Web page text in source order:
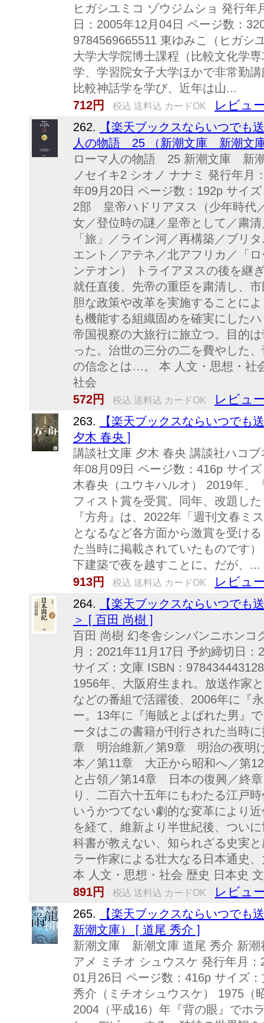
ヒガシユミコ ゾウジムショ 発行年
日：2005年12月04日 ページ数：
9784569665511 東ゆみこ（ヒガシ
大学大学院博士課程（比較文化学
学、学習院女子大学ほかで非常勤
比較神話学を学び、近年は山...
712円
税込 送料込 カードOK レビュ
262.
【楽天ブックスならいつでも
人の物語 25 （新潮文庫 新潮文
ローマ人の物語 25 新潮文庫 新
ノセイキ2 シオノ ナナミ 発行年月
年09月20日 ページ数：192p サイ
2部 皇帝ハドリアヌス（少年時代
女／登位時の謎／皇帝として／粛
「旅」／ライン河／再構築／ブリ
エント／アテネ／北アフリカ／「
ンテオン） トライアヌスの後を継
就任直後、先帝の重臣を粛清し、
胆な政策や改革を実施することに
も機能する組織固めを確実にした
帝国視察の大旅行に旅立つ。目的
った。治世の三分の二を費やした
の信念とは…。 本 人文・思想・社
社会
572円
税込 送料込 カードOK レビュ
263.
【楽天ブックスならいつでも
夕木 春央 ]
講談社文庫 夕木 春央 講談社ハコ
年08月09日 ページ数：416p サイ
木春央（ユウキハルオ） 2019年、
フィスト賞を受賞。同年、改題し
『方舟』は、2022年「週刊文春ミ
となるなど各方面から激賞を受け
た当時に掲載されていたものです
下建築で夜を越すことに。だが、...
913円
税込 送料込 カードOK レビュ
264.
【楽天ブックスならいつでも
＞ [ 百田 尚樹 ]
百田 尚樹 幻冬舎シンバンニホンコ
月：2021年11月17日 予約締切日
サイズ：文庫 ISBN：
1956年、大阪府生まれ。放送作家
などの番組で活躍後、2006年に『
ー。13年に『海賊とよばれた男』
ータはこの書籍が刊行された当時
章 明治維新／第9章 明治の夜明
本／第11章 大正から昭和へ／第
と占領／第14章 日本の復興／終
り、二百六十五年にもわたる江戸
いうかつてない劇的な変革により
を経て、維新より半世紀後、つい
科書が教えない、知られざる史実
ラー作家による壮大なる日本通史
本 人文・思想・社会 歴史 日本史
891円
税込 送料込 カードOK レビュ
265.
【楽天ブックスならいつで
新潮文庫） [ 道尾 秀介 ]
新潮文庫 新潮文庫 道尾 秀介 新潮
アメ ミチオ シュウスケ 発行年月
01月26日 ページ数：416p サイズ
秀介（ミチオシュウスケ） 1975（
2004（平成16）年『背の眼』でホ